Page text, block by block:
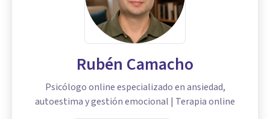
Rubén Camacho
Psicólogo online especializado en ansiedad,
autoestima y gestión emocional | Terapia online